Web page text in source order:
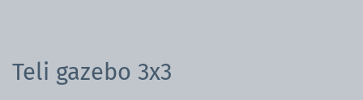
Teli gazebo 3x3